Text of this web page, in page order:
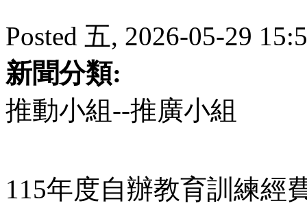
Posted 五, 2026-05-29
新聞分類:
推動小組--推廣小組
115年度自辦教育訓練經